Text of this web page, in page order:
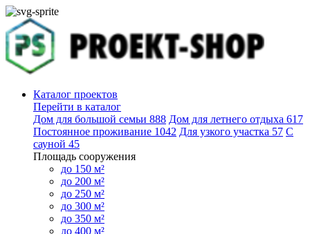
Каталог проектов
Перейти в каталог
Дом для большой семьи 888 Дом для летнего отдыха 617
Постоянное проживание 1042 Для узкого участка 57 С
сауной 45
Площадь сооружения
до 150 м²
до 200 м²
до 250 м²
до 300 м²
до 350 м²
до 400 м²